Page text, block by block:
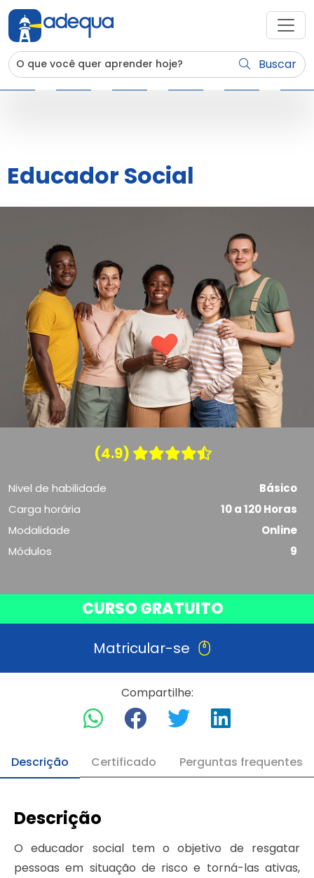
Buscar
Educador Social
(4.9)
Nivel de habilidade
Básico
Carga horária
10 a 120 Horas
Modalidade
Online
Módulos
9
CURSO GRATUITO
Matricular-se
Compartilhe:
Descrição Certificado Perguntas frequentes
Descrição
O educador social tem o objetivo de resgatar
pessoas em situação de risco e torná-las ativas,